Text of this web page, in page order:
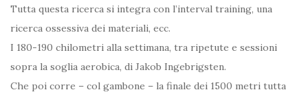
Tutta questa ricerca si integra con l’interval training, una
ricerca ossessiva dei materiali, ecc.
I 180-190 chilometri alla settimana, tra ripetute e sessioni
sopra la soglia aerobica, di Jakob Ingebrigsten.
Che poi corre – col gambone – la finale dei 1500 metri tutta